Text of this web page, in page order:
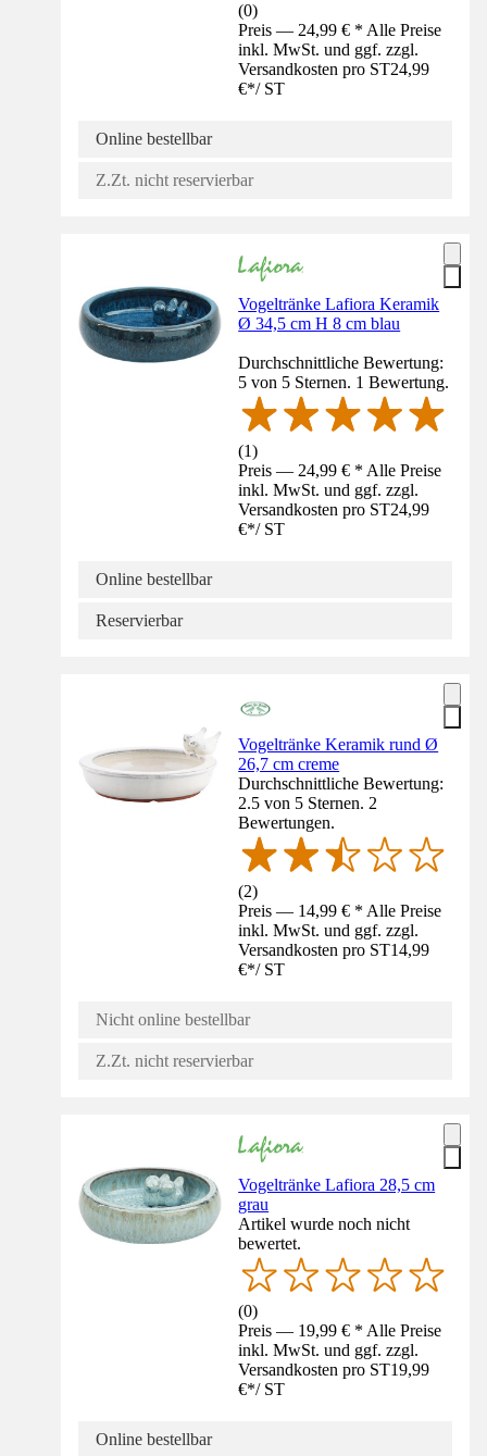
(0)
Preis — 24,99 € * Alle Preise
inkl. MwSt. und ggf. zzgl.
Versandkosten pro ST24,99
€*/ ST
Online bestellbar
Z.Zt. nicht reservierbar
Vogeltränke Lafiora Keramik
Ø 34,5 cm H 8 cm blau
Durchschnittliche Bewertung:
5 von 5 Sternen. 1 Bewertung.
(1)
Preis — 24,99 € * Alle Preise
inkl. MwSt. und ggf. zzgl.
Versandkosten pro ST24,99
€*/ ST
Online bestellbar
Reservierbar
Vogeltränke Keramik rund Ø
26,7 cm creme
Durchschnittliche Bewertung:
2.5 von 5 Sternen. 2
Bewertungen.
(2)
Preis — 14,99 € * Alle Preise
inkl. MwSt. und ggf. zzgl.
Versandkosten pro ST14,99
€*/ ST
Nicht online bestellbar
Z.Zt. nicht reservierbar
Vogeltränke Lafiora 28,5 cm
grau
Artikel wurde noch nicht
bewertet.
(0)
Preis — 19,99 € * Alle Preise
inkl. MwSt. und ggf. zzgl.
Versandkosten pro ST19,99
€*/ ST
Online bestellbar